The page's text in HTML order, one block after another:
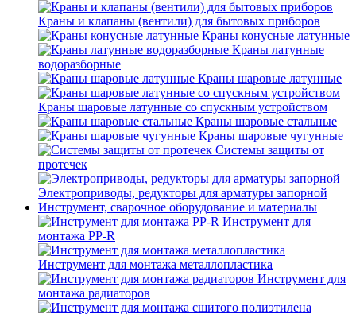
Краны и клапаны (вентили) для бытовых приборов
Краны конусные латунные
Краны латунные
водоразборные
Краны шаровые латунные
Краны шаровые латунные со спускным устройством
Краны шаровые стальные
Краны шаровые чугунные
Системы защиты от
протечек
Электроприводы, редукторы для арматуры запорной
Инструмент, сварочное оборудование и материалы
Инструмент для
монтажа PP-R
Инструмент для монтажа металлопластика
Инструмент для
монтажа радиаторов